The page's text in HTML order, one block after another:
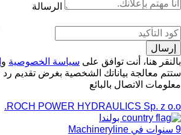
الرسالة
بالنقر هنا، أنت توافق على سياسة الخصوصية و
ستتم معالجة بياناتك الشخصية بغرض تقديم
معلومات الاتصال بالبائع
ROCH POWER HYDRAULICS Sp. z o.o.
بولندا
9 سنوات في Machineryline